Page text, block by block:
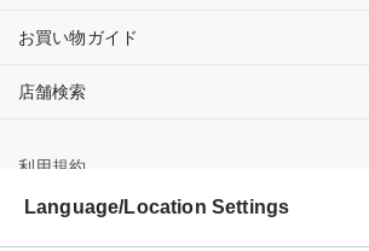
お買い物ガイド
店舗検索
利用規約
プライバシーポリシー
Language/Location Settings